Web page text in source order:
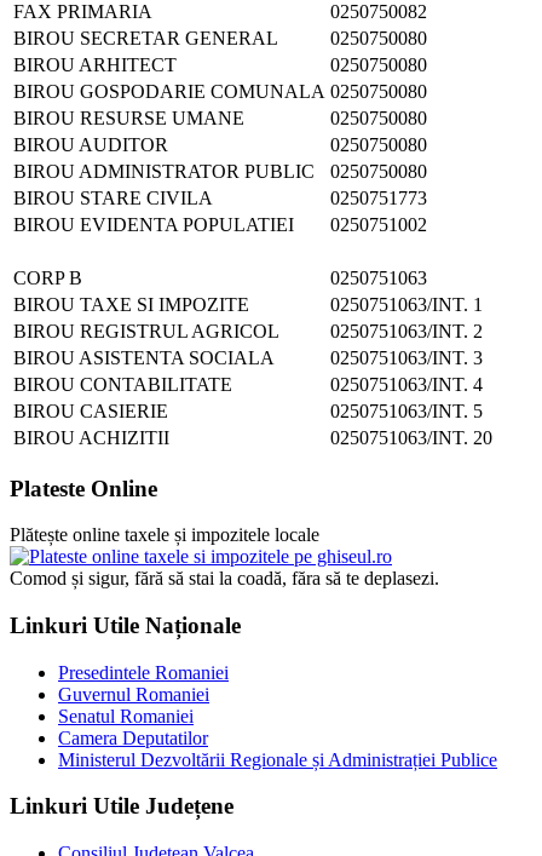
FAX PRIMARIA
0250750082
BIROU SECRETAR GENERAL
0250750080
BIROU ARHITECT
0250750080
BIROU GOSPODARIE COMUNALA 0250750080
BIROU RESURSE UMANE
0250750080
BIROU AUDITOR
0250750080
BIROU ADMINISTRATOR PUBLIC
0250750080
BIROU STARE CIVILA
0250751773
BIROU EVIDENTA POPULATIEI
0250751002
CORP B
0250751063
BIROU TAXE SI IMPOZITE
0250751063/INT. 1
BIROU REGISTRUL AGRICOL
0250751063/INT. 2
BIROU ASISTENTA SOCIALA
0250751063/INT. 3
BIROU CONTABILITATE
0250751063/INT. 4
BIROU CASIERIE
0250751063/INT. 5
BIROU ACHIZITII
0250751063/INT. 20
Plateste Online
Plătește online taxele și impozitele locale
Comod și sigur, fără să stai la coadă, făra să te deplasezi.
Linkuri Utile Naționale
Presedintele Romaniei
Guvernul Romaniei
Senatul Romaniei
Camera Deputatilor
Ministerul Dezvoltării Regionale și Administrației Publice
Linkuri Utile Județene